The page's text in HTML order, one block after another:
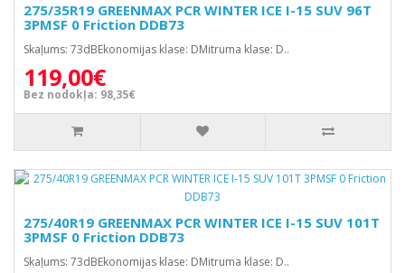
275/35R19 GREENMAX PCR WINTER ICE I-15 SUV 96T
3PMSF 0 Friction DDB73
Skaļums: 73dBEkonomijas klase: DMitruma klase: D..
119,00€
Bez nodokļa: 98,35€
275/40R19 GREENMAX PCR WINTER ICE I-15 SUV 101T
3PMSF 0 Friction DDB73
Skaļums: 73dBEkonomijas klase: DMitruma klase: D..